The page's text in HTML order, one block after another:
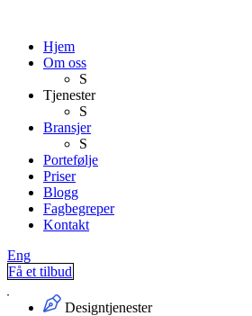
Hjem
Om oss
S
Tjenester
S
Bransjer
S
Portefølje
Priser
Blogg
Fagbegreper
Kontakt
Eng
Få et tilbud
Designtjenester